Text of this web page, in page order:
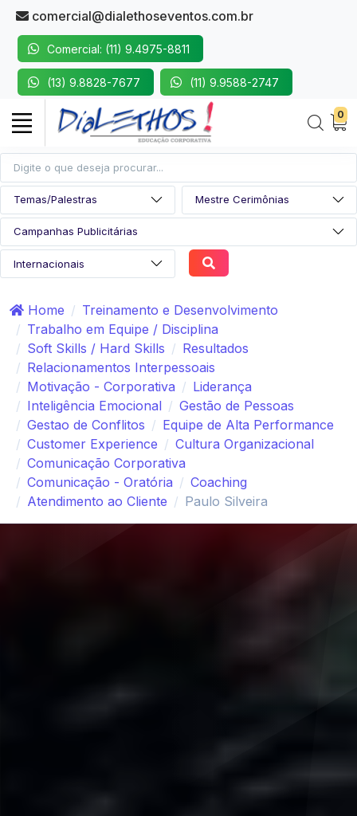
comercial@dialethoseventos.com.br
Comercial: (11) 9.4975-8811
(13) 9.8828-7677 (11) 9.9588-2747
0
Home
Treinamento e Desenvolvimento
Trabalho em Equipe / Disciplina
Soft Skills / Hard Skills
Resultados
Relacionamentos Interpessoais
Motivação - Corporativa
Liderança
Inteligência Emocional
Gestão de Pessoas
Gestao de Conflitos
Equipe de Alta Performance
Customer Experience
Cultura Organizacional
Comunicação Corporativa
Comunicação - Oratória
Coaching
Atendimento ao Cliente
Paulo Silveira